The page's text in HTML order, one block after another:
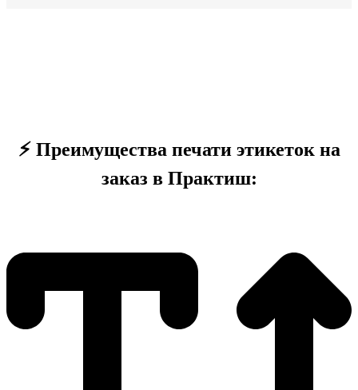
⚡ Преимущества печати этикеток на
заказ в Практиш: